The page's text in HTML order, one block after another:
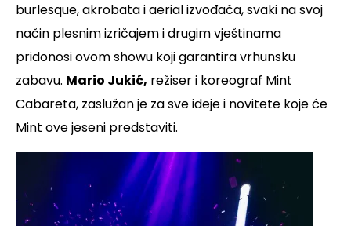
burlesque, akrobata i aerial izvođača, svaki na svoj
način plesnim izričajem i drugim vještinama
pridonosi ovom showu koji garantira vrhunsku
zabavu. Mario Jukić, režiser i koreograf Mint
Cabareta, zaslužan je za sve ideje i novitete koje će
Mint ove jeseni predstaviti.